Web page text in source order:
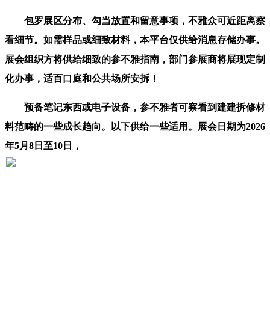
包罗展区分布、勾当放置和留意事项，不雅众可近距离察
看细节。如需样品或细致材料，本平台仅供给消息存储办事。
展会组织方将供给细致的参不雅指南，部门参展商将展现定制
化办事，适百口庭和公共场所安拆！
预备笔记东西或电子设备，参不雅者可察看到建建拆修材
料范畴的一些成长趋向。以下供给一些适用。展会日期为2026
年5月8日至10日，